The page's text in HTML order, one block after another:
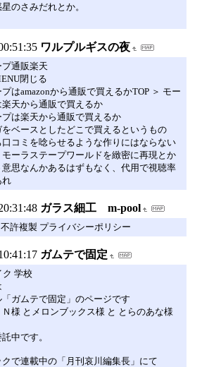
のさみだれとか。
ワルプルギスの夜
通販楽天
閉じる
はamazonから通販で買えるかTOP ＞ モー
天から通販で買えるか
は楽天から通販で買えるか
ベースとしたどこで買えるというもの
コミを唸らせるような作りにはならない
ーラステープワールドを緻密に再現とか
思なんかあるはずもなく、代用で視聴率
れ
ガラス細工 m-pool
許複製 プライバシーポリシー
ガムテで固定
ク 学校
「ガムテで固定」のページです
様 とメロンブックス様 と とらのあな様
中です。
で連載中の「月刊哀川編集長」にて